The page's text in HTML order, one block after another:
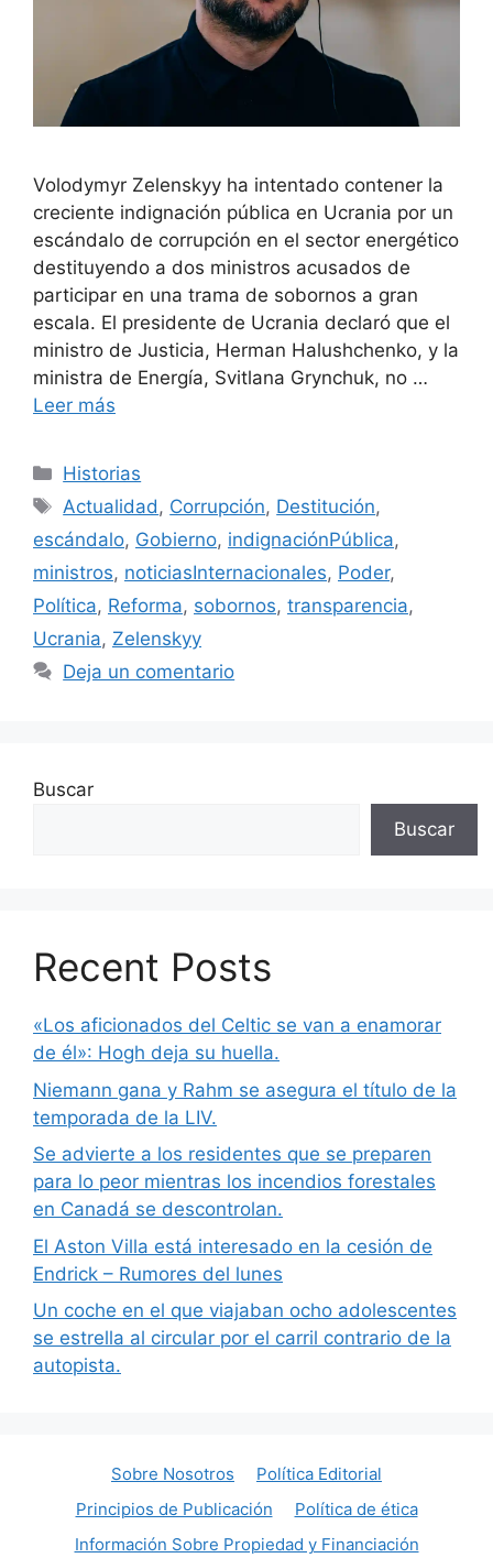
Volodymyr Zelenskyy ha intentado contener la
creciente indignación pública en Ucrania por un
escándalo de corrupción en el sector energético
destituyendo a dos ministros acusados ​​de
participar en una trama de sobornos a gran
escala. El presidente de Ucrania declaró que el
ministro de Justicia, Herman Halushchenko, y la
ministra de Energía, Svitlana Grynchuk, no …
Leer más
Categorías
Historias
Etiquetas
Actualidad, Corrupción, Destitución,
escándalo, Gobierno, indignaciónPública,
ministros, noticiasInternacionales, Poder,
Política, Reforma, sobornos, transparencia,
Ucrania, Zelenskyy
Deja un comentario
Buscar
Buscar
Recent Posts
«Los aficionados del Celtic se van a enamorar
de él»: Hogh deja su huella.
Niemann gana y Rahm se asegura el título de la
temporada de la LIV.
Se advierte a los residentes que se preparen
para lo peor mientras los incendios forestales
en Canadá se descontrolan.
El Aston Villa está interesado en la cesión de
Endrick – Rumores del lunes
Un coche en el que viajaban ocho adolescentes
se estrella al circular por el carril contrario de la
autopista.
Sobre Nosotros
Política Editorial
Principios de Publicación
Política de ética
Información Sobre Propiedad y Financiación